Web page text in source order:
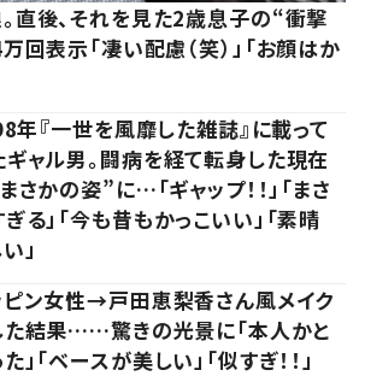
直後、それを見た2歳息子の“衝撃
表示「凄い配慮（笑）」「お顔はか
年『一世を風靡した雑誌』に載って
ギャル男。闘病を経て転身した現在
さかの姿”に…「ギャップ！！」「まさ
る」「今も昔もかっこいい」「素晴
」
ピン女性→戸田恵梨香さん風メイク
た結果……驚きの光景に「本人かと
」「ベースが美しい」「似すぎ！！」